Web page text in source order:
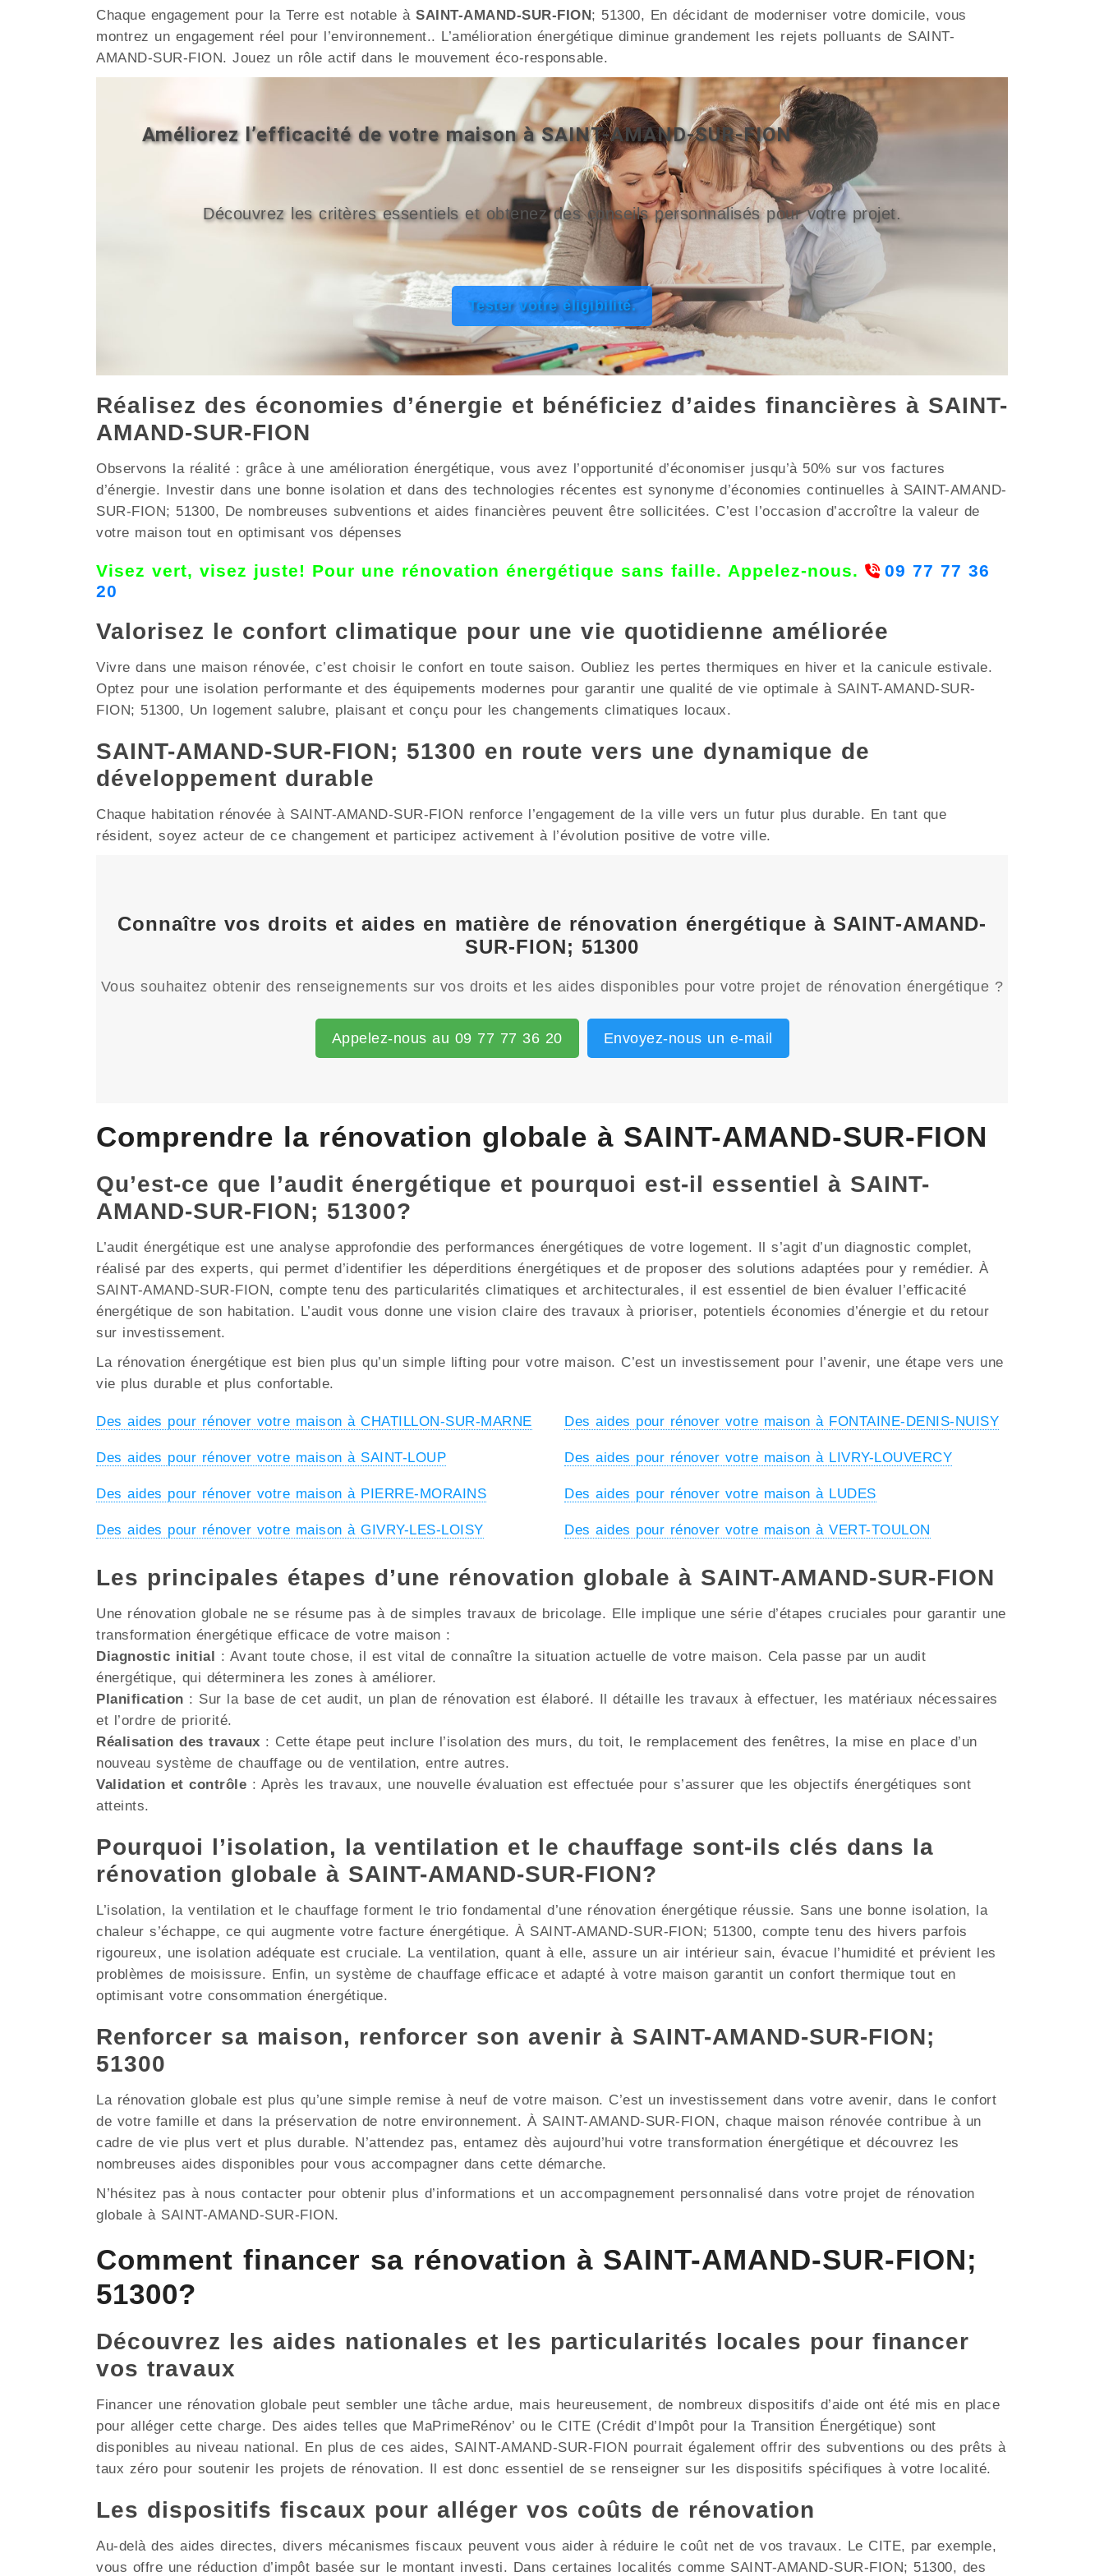
Chaque engagement pour la Terre est notable à SAINT-AMAND-SUR-FION; 51300, En décidant de moderniser votre domicile, vous
montrez un engagement réel pour l’environnement.. L’amélioration énergétique diminue grandement les rejets polluants de SAINT-
AMAND-SUR-FION. Jouez un rôle actif dans le mouvement éco-responsable.
Améliorez l’efficacité de votre maison à SAINT-AMAND-SUR-FION
Découvrez les critères essentiels et obtenez des conseils personnalisés pour votre projet.
Tester votre éligibilité.
Réalisez des économies d’énergie et bénéficiez d’aides financières à SAINT-
AMAND-SUR-FION
Observons la réalité : grâce à une amélioration énergétique, vous avez l’opportunité d’économiser jusqu’à 50% sur vos factures
d’énergie. Investir dans une bonne isolation et dans des technologies récentes est synonyme d’économies continuelles à SAINT-AMAND-
SUR-FION; 51300, De nombreuses subventions et aides financières peuvent être sollicitées. C’est l’occasion d’accroître la valeur de
votre maison tout en optimisant vos dépenses
Visez vert, visez juste! Pour une rénovation énergétique sans faille. Appelez-nous.
09 77 77 36
20
Valorisez le confort climatique pour une vie quotidienne améliorée
Vivre dans une maison rénovée, c’est choisir le confort en toute saison. Oubliez les pertes thermiques en hiver et la canicule estivale.
Optez pour une isolation performante et des équipements modernes pour garantir une qualité de vie optimale à SAINT-AMAND-SUR-
FION; 51300, Un logement salubre, plaisant et conçu pour les changements climatiques locaux.
SAINT-AMAND-SUR-FION; 51300 en route vers une dynamique de
développement durable
Chaque habitation rénovée à SAINT-AMAND-SUR-FION renforce l’engagement de la ville vers un futur plus durable. En tant que
résident, soyez acteur de ce changement et participez activement à l’évolution positive de votre ville.
Connaître vos droits et aides en matière de rénovation énergétique à SAINT-AMAND-
SUR-FION; 51300
Vous souhaitez obtenir des renseignements sur vos droits et les aides disponibles pour votre projet de rénovation énergétique ?
Appelez-nous au 09 77 77 36 20 Envoyez-nous un e-mail
Comprendre la rénovation globale à SAINT-AMAND-SUR-FION
Qu’est-ce que l’audit énergétique et pourquoi est-il essentiel à SAINT-
AMAND-SUR-FION; 51300?
L’audit énergétique est une analyse approfondie des performances énergétiques de votre logement. Il s’agit d’un diagnostic complet,
réalisé par des experts, qui permet d’identifier les déperditions énergétiques et de proposer des solutions adaptées pour y remédier. À
SAINT-AMAND-SUR-FION, compte tenu des particularités climatiques et architecturales, il est essentiel de bien évaluer l’efficacité
énergétique de son habitation. L’audit vous donne une vision claire des travaux à prioriser, potentiels économies d’énergie et du retour
sur investissement.
La rénovation énergétique est bien plus qu’un simple lifting pour votre maison. C’est un investissement pour l’avenir, une étape vers une
vie plus durable et plus confortable.
Des aides pour rénover votre maison à CHATILLON-SUR-MARNE Des aides pour rénover votre maison à FONTAINE-DENIS-NUISY
Des aides pour rénover votre maison à SAINT-LOUP Des aides pour rénover votre maison à LIVRY-LOUVERCY
Des aides pour rénover votre maison à PIERRE-MORAINS Des aides pour rénover votre maison à LUDES
Des aides pour rénover votre maison à GIVRY-LES-LOISY Des aides pour rénover votre maison à VERT-TOULON
Les principales étapes d’une rénovation globale à SAINT-AMAND-SUR-FION
Une rénovation globale ne se résume pas à de simples travaux de bricolage. Elle implique une série d’étapes cruciales pour garantir une
transformation énergétique efficace de votre maison :
Diagnostic initial
: Avant toute chose, il est vital de connaître la situation actuelle de votre maison. Cela passe par un audit
énergétique, qui déterminera les zones à améliorer.
Planification : Sur la base de cet audit, un plan de rénovation est élaboré. Il détaille les travaux à effectuer, les matériaux nécessaires
et l’ordre de priorité.
Réalisation des travaux : Cette étape peut inclure l’isolation des murs, du toit, le remplacement des fenêtres, la mise en place d’un
nouveau système de chauffage ou de ventilation, entre autres.
Validation et contrôle : Après les travaux, une nouvelle évaluation est effectuée pour s’assurer que les objectifs énergétiques sont
atteints.
Pourquoi l’isolation, la ventilation et le chauffage sont-ils clés dans la
rénovation globale à SAINT-AMAND-SUR-FION?
L’isolation, la ventilation et le chauffage forment le trio fondamental d’une rénovation énergétique réussie. Sans une bonne isolation, la
chaleur s’échappe, ce qui augmente votre facture énergétique. À SAINT-AMAND-SUR-FION; 51300, compte tenu des hivers parfois
rigoureux, une isolation adéquate est cruciale. La ventilation, quant à elle, assure un air intérieur sain, évacue l’humidité et prévient les
problèmes de moisissure. Enfin, un système de chauffage efficace et adapté à votre maison garantit un confort thermique tout en
optimisant votre consommation énergétique.
Renforcer sa maison, renforcer son avenir à SAINT-AMAND-SUR-FION;
51300
La rénovation globale est plus qu’une simple remise à neuf de votre maison. C’est un investissement dans votre avenir, dans le confort
de votre famille et dans la préservation de notre environnement. À SAINT-AMAND-SUR-FION, chaque maison rénovée contribue à un
cadre de vie plus vert et plus durable. N’attendez pas, entamez dès aujourd’hui votre transformation énergétique et découvrez les
nombreuses aides disponibles pour vous accompagner dans cette démarche.
N’hésitez pas à nous contacter pour obtenir plus d’informations et un accompagnement personnalisé dans votre projet de rénovation
globale à SAINT-AMAND-SUR-FION.
Comment financer sa rénovation à SAINT-AMAND-SUR-FION;
51300?
Découvrez les aides nationales et les particularités locales pour financer
vos travaux
Financer une rénovation globale peut sembler une tâche ardue, mais heureusement, de nombreux dispositifs d’aide ont été mis en place
pour alléger cette charge. Des aides telles que MaPrimeRénov’ ou le CITE (Crédit d’Impôt pour la Transition Énergétique) sont
disponibles au niveau national. En plus de ces aides, SAINT-AMAND-SUR-FION pourrait également offrir des subventions ou des prêts à
taux zéro pour soutenir les projets de rénovation. Il est donc essentiel de se renseigner sur les dispositifs spécifiques à votre localité.
Les dispositifs fiscaux pour alléger vos coûts de rénovation
Au-delà des aides directes, divers mécanismes fiscaux peuvent vous aider à réduire le coût net de vos travaux. Le CITE, par exemple,
vous offre une réduction d’impôt basée sur le montant investi. Dans certaines localités comme SAINT-AMAND-SUR-FION; 51300, des